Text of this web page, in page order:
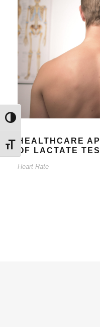
Εναλλαγή Υψηλής
Εναλλαγή Μεγέθους
HEALTHCARE
OF LACTATE
Heart Rate